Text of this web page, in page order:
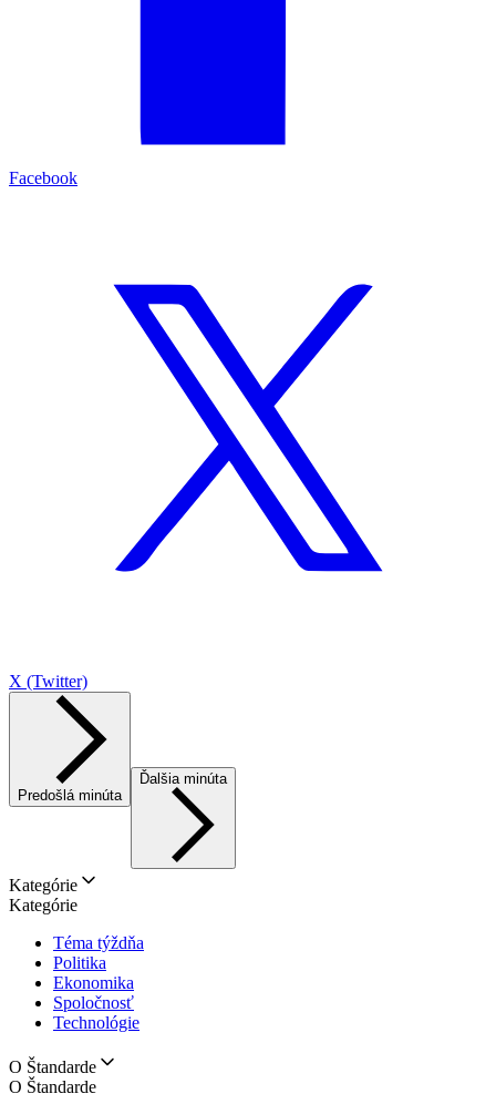
Facebook
X (Twitter)
Predošlá minúta
Ďalšia minúta
Kategórie
Kategórie
Téma týždňa
Politika
Ekonomika
Spoločnosť
Technológie
O Štandarde
O Štandarde